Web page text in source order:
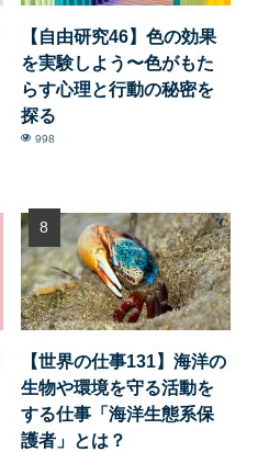
【自由研究46】色の効果
を実験しよう〜色がもた
らす心理と行動の秘密を
探る
998
【世界の仕事131】海洋の
生物や環境を守る活動を
する仕事「海洋生態系保
護者」とは？